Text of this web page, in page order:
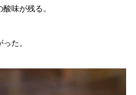
味が残る。
た。